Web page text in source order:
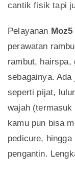
cantik fisik tapi
Pelayanan
perawatan
rambut, hairspa,
sebagainya. Ada
seperti pijat,
wajah (termasuk
kamu pun bisa
pedicure,
pengantin.